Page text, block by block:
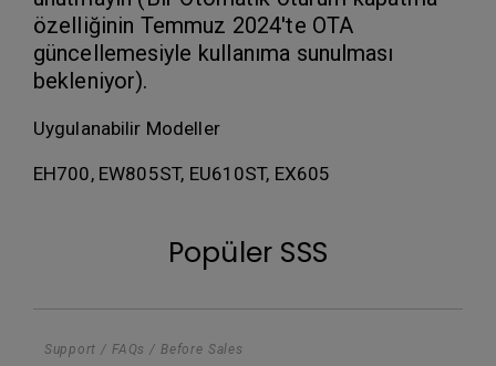
özelliğinin Temmuz 2024'te OTA
güncellemesiyle kullanıma sunulması
bekleniyor).
Uygulanabilir Modeller
EH700, EW805ST, EU610ST, EX605
Popüler SSS
Support / FAQs / Before Sales